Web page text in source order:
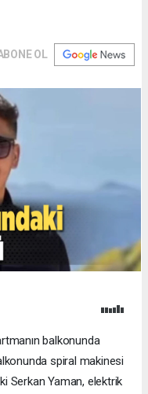
OL
balkonunda
spiral makinesi
Serkan Yaman, elektrik